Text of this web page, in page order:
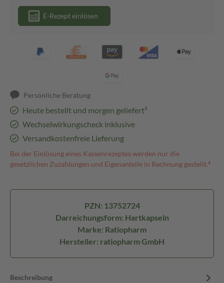
E-Rezept einlösen
Persönliche Beratung
Heute bestellt und morgen geliefert³
Wechselwirkungscheck inklusive
Versandkostenfreie Lieferung
Bei der Einlösung eines Kassenrezeptes werden nur die
gesetzlichen Zuzahlungen und Eigenanteile in Rechnung gestellt.⁴
PZN: 13752724
Darreichungsform: Hartkapseln
Marke: Ratiopharm
Hersteller: ratiopharm GmbH
Beschreibung